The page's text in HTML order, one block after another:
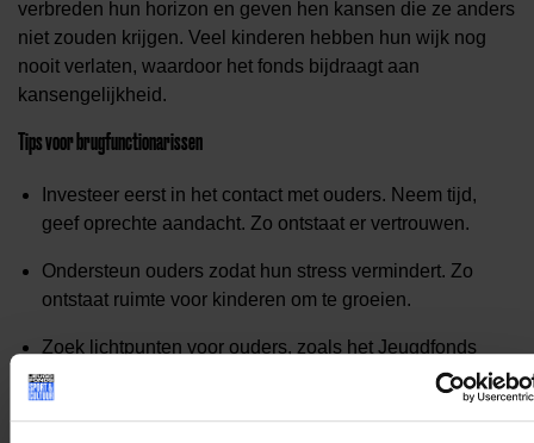
verbreden hun horizon en geven hen kansen die ze anders
niet zouden krijgen. Veel kinderen hebben hun wijk nog
nooit verlaten, waardoor het fonds bijdraagt aan
kansengelijkheid.
Tips voor brugfunctionarissen
Investeer eerst in het contact met ouders. Neem tijd,
geef oprechte aandacht. Zo ontstaat er vertrouwen.
Ondersteun ouders zodat hun stress vermindert. Zo
ontstaat ruimte voor kinderen om te groeien.
Zoek lichtpunten voor ouders, zoals het Jeugdfonds
Sport & Cultuur.
Meer informatie over het Jeugdfonds
vind je hier.